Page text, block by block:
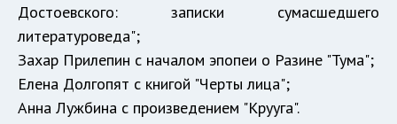
Достоевского: записки сумасшедшего
литературоведа";
Захар Прилепин с началом эпопеи о Разине "Тума";
Елена Долгопят с книгой "Черты лица";
Анна Лужбина с произведением "Крууга".